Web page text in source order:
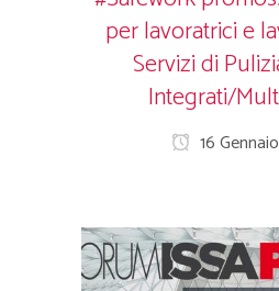
per lavoratrici e
Servizi di
Integrati/
16